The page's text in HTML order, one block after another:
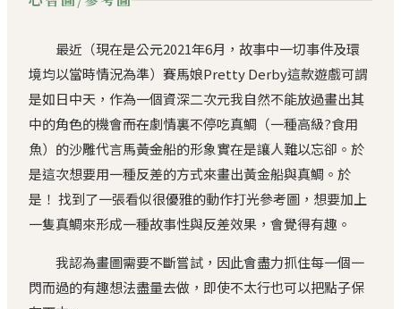
最近（現在是公元2021年6月，故事中一切事件及環
境均以當時情況為準）賽馬娘Pretty Derby這款遊戲可謂
是如日中天，作為一個資深二次元我自然不能放過畫出其
中的角色的機會――而在劇情裏不停吃真鯛（一種高級?食用
魚）的沙雕代言馬――黃金船的形象實在是讓人難以忘卻。於
是這次想要用一種反差的方式來畫出黃金船與真鯛。於
是！ 找到了一張看似很優雅的動作打光參考圖，想要加上
一隻真鯛來形成一種故事性與反差效果，會覺得有趣。
我認為畫圖需要不斷嘗試，因此會盡力抓住每一個一
閃而過的有趣想法盡量去做，即使不太行也可以把點子保